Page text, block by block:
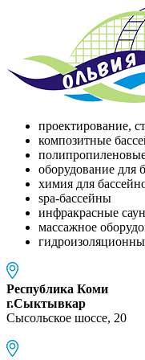
проектирование,
композитные
оборудование для
химия для
spa-бассейны
инфракрасные
массажное
Республика Коми
г.Сыктывкар
Сысольское шоссе, 20